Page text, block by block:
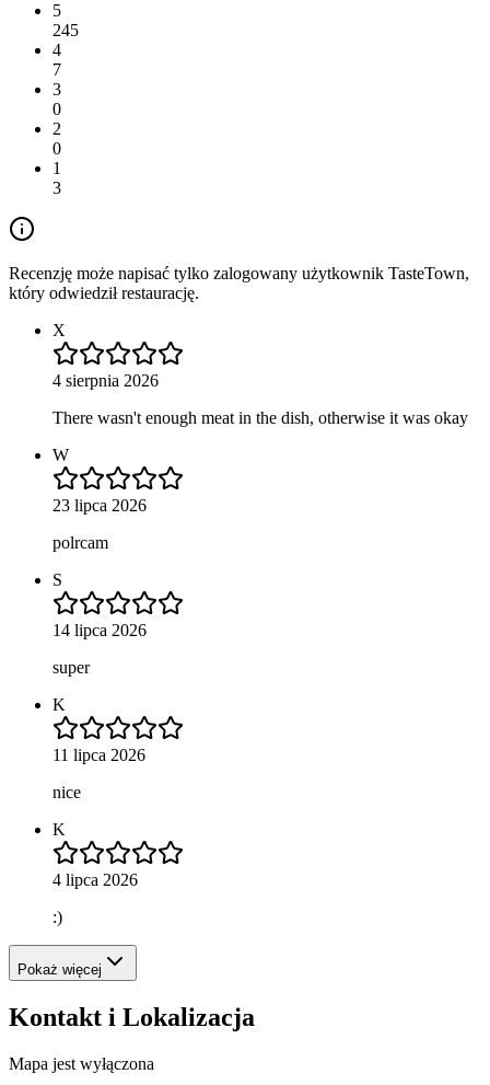
5
245
4
7
3
0
2
0
1
3
Recenzję może napisać tylko zalogowany użytkownik TasteTown,
który odwiedził restaurację.
X
4 sierpnia 2026
There wasn't enough meat in the dish, otherwise it was okay
W
23 lipca 2026
polrcam
S
14 lipca 2026
super
K
11 lipca 2026
nice
K
4 lipca 2026
:)
Pokaż więcej
Kontakt i Lokalizacja
Mapa jest wyłączona